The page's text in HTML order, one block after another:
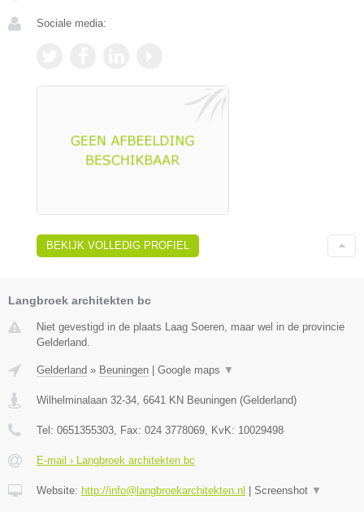
Sociale media:
BEKIJK VOLLEDIG PROFIEL
Langbroek architekten bc
Niet gevestigd in de plaats Laag Soeren, maar wel in de provincie
Gelderland.
Gelderland » Beuningen | Google maps ▼
Wilhelminalaan 32-34 6641 KN Beuningen (Gelderland)
Tel: 0651355303 , Fax: 024 3778069 , KvK: 10029498
E-mail › Langbroek architekten bc
Website: http://info@langbroekarchitekten.nl | Screenshot ▼